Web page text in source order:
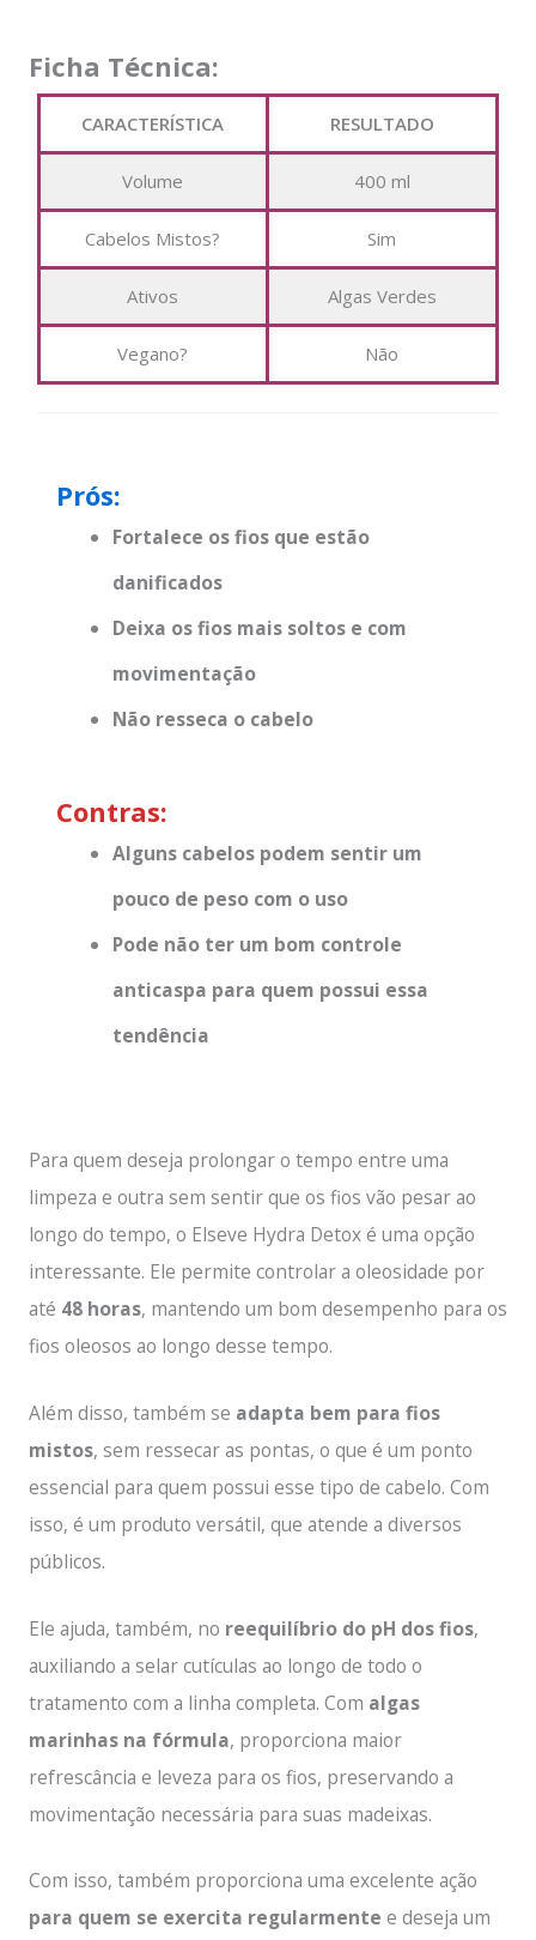
Ficha Técnica:
CARACTERÍSTICA RESULTADO
Volume 400 ml
Cabelos Mistos? Sim
Ativos Algas Verdes
Vegano? Não
Prós:
Fortalece os fios que estão
danificados
Deixa os fios mais soltos e com
movimentação
Não resseca o cabelo
Contras:
Alguns cabelos podem sentir um
pouco de peso com o uso
Pode não ter um bom controle
anticaspa para quem possui essa
tendência
Para quem deseja prolongar o tempo entre uma
limpeza e outra sem sentir que os fios vão pesar ao
longo do tempo, o Elseve Hydra Detox é uma opção
interessante. Ele permite controlar a oleosidade por
até 48 horas, mantendo um bom desempenho para os
fios oleosos ao longo desse tempo.
Além disso, também se adapta bem para fios
mistos, sem ressecar as pontas, o que é um ponto
essencial para quem possui esse tipo de cabelo. Com
isso, é um produto versátil, que atende a diversos
públicos.
Ele ajuda, também, no reequilíbrio do pH dos fios,
auxiliando a selar cutículas ao longo de todo o
tratamento com a linha completa. Com algas
marinhas na fórmula, proporciona maior
refrescância e leveza para os fios, preservando a
movimentação necessária para suas madeixas.
Com isso, também proporciona uma excelente ação
para quem se exercita regularmente e deseja um